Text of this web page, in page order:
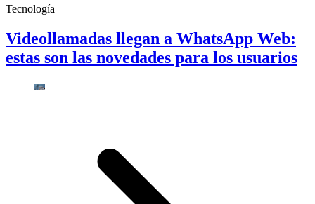
Tecnología
Videollamadas llegan a WhatsApp Web:
estas son las novedades para los usuarios